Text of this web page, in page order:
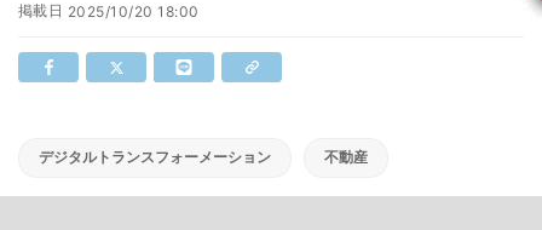
掲載日 2025/10/20 18:00
デジタルトランスフォーメーション 不動産